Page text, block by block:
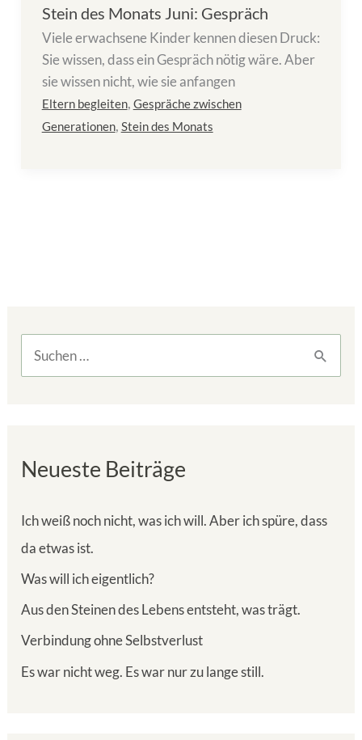
Stein des Monats Juni: Gespräch
Viele erwachsene Kinder kennen diesen Druck:
Sie wissen, dass ein Gespräch nötig wäre. Aber
sie wissen nicht, wie sie anfangen
Eltern begleiten, Gespräche zwischen
Generationen, Stein des Monats
e
n
a
c
h
:
Neueste Beiträge
Ich weiß noch nicht, was ich will. Aber ich spüre, dass
da etwas ist.
Was will ich eigentlich?
Aus den Steinen des Lebens entsteht, was trägt.
Verbindung ohne Selbstverlust
Es war nicht weg. Es war nur zu lange still.